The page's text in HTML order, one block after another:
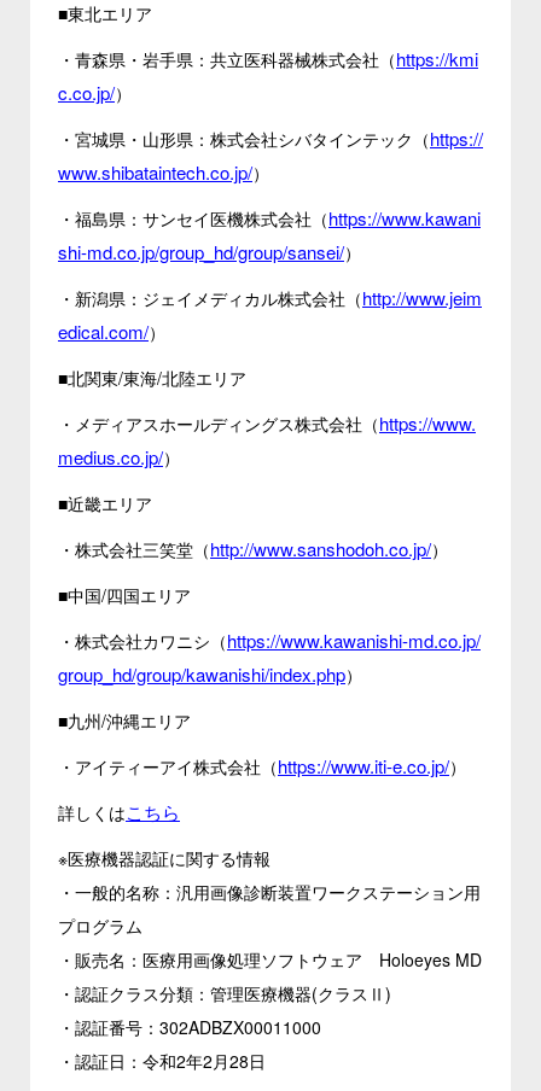
■東北エリア
・青森県・岩手県：共立医科器械株式会社（https://kmi
c.co.jp/）
・宮城県・山形県：株式会社シバタインテック（https://
www.shibataintech.co.jp/）
・福島県：サンセイ医機株式会社（https://www.kawani
shi-md.co.jp/group_hd/group/sansei/）
・新潟県：ジェイメディカル株式会社（http://www.jeim
edical.com/）
■北関東/東海/北陸エリア
・メディアスホールディングス株式会社（https://www.
medius.co.jp/）
■近畿エリア
・株式会社三笑堂（http://www.sanshodoh.co.jp/）
■中国/四国エリア
・株式会社カワニシ（https://www.kawanishi-md.co.jp/
group_hd/group/kawanishi/index.php）
■九州/沖縄エリア
・アイティーアイ株式会社（https://www.iti-e.co.jp/）
詳しくはこちら
※医療機器認証に関する情報
・一般的名称：汎用画像診断装置ワークステーション用
プログラム
・販売名：医療用画像処理ソフトウェア Holoeyes MD
・認証クラス分類：管理医療機器(クラスⅡ)
・認証番号：302ADBZX00011000
・認証日：令和2年2月28日